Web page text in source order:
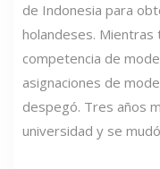
de Indonesia para
holandeses. Mientras
competencia de
asignaciones de
despegó. Tres años
universidad y se